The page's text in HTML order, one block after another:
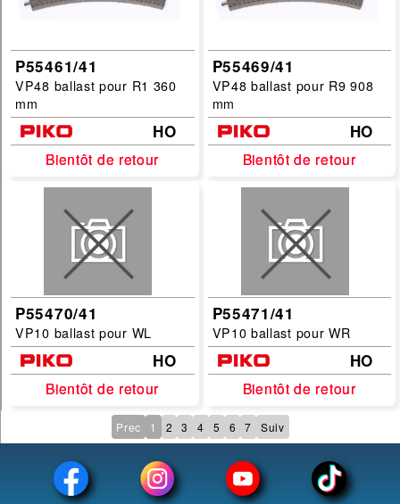
P55461/41
VP48 ballast pour R1 360
mm
HO
Bientôt de retour
Bientôt de retour
P55469/41
VP48 ballast pour R9 908
mm
HO
Bientôt de retour
Bientôt de retour
P55470/41
VP10 ballast pour WL
HO
Bientôt de retour
Bientôt de retour
P55471/41
VP10 ballast pour WR
HO
Bientôt de retour
Bientôt de retour
Prec 1 2 3 4 5 6 7 Suiv